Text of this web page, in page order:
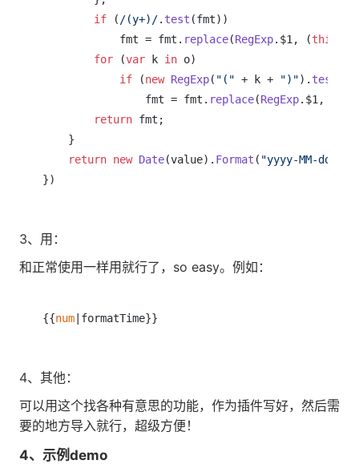
if ( /(y+)/. test (fmt))
            fmt = fmt.
replace(RegExp. $1 , (this
for (var k in o)
if (new RegExp( "(" + k + ")"). test
                fmt = fmt.
replace(RegExp. $1 , (
return fmt;
    }
return new Date(value). Format ( "yyyy-MM-dd
})
3、用：
和正常使用一样用就行了，so easy。例如：
{{num |formatTime}}
4、其他：
可以用这个找各种有意思的功能，作为插件写好，然后需
要的地方导入就行，超级方便！
4、示例demo